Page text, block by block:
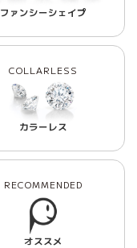
ファンシーシェイプ
COLLARLESS
カラーレス
RECOMMENDED
オススメ